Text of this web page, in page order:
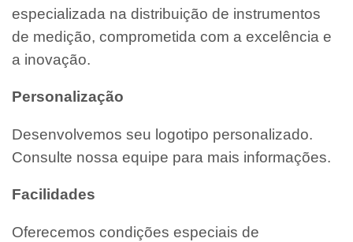
especializada na distribuição de instrumentos
de medição, comprometida com a excelência e
a inovação.
Personalização
Desenvolvemos seu logotipo personalizado.
Consulte nossa equipe para mais informações.
Facilidades
Oferecemos condições especiais de